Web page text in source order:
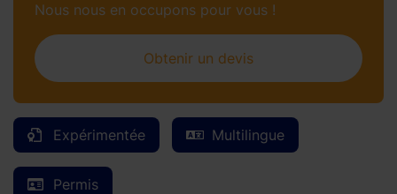
Expérimentée Multilingue
Permis
Nous nous en occupons pour vous !
Obtenir un devis